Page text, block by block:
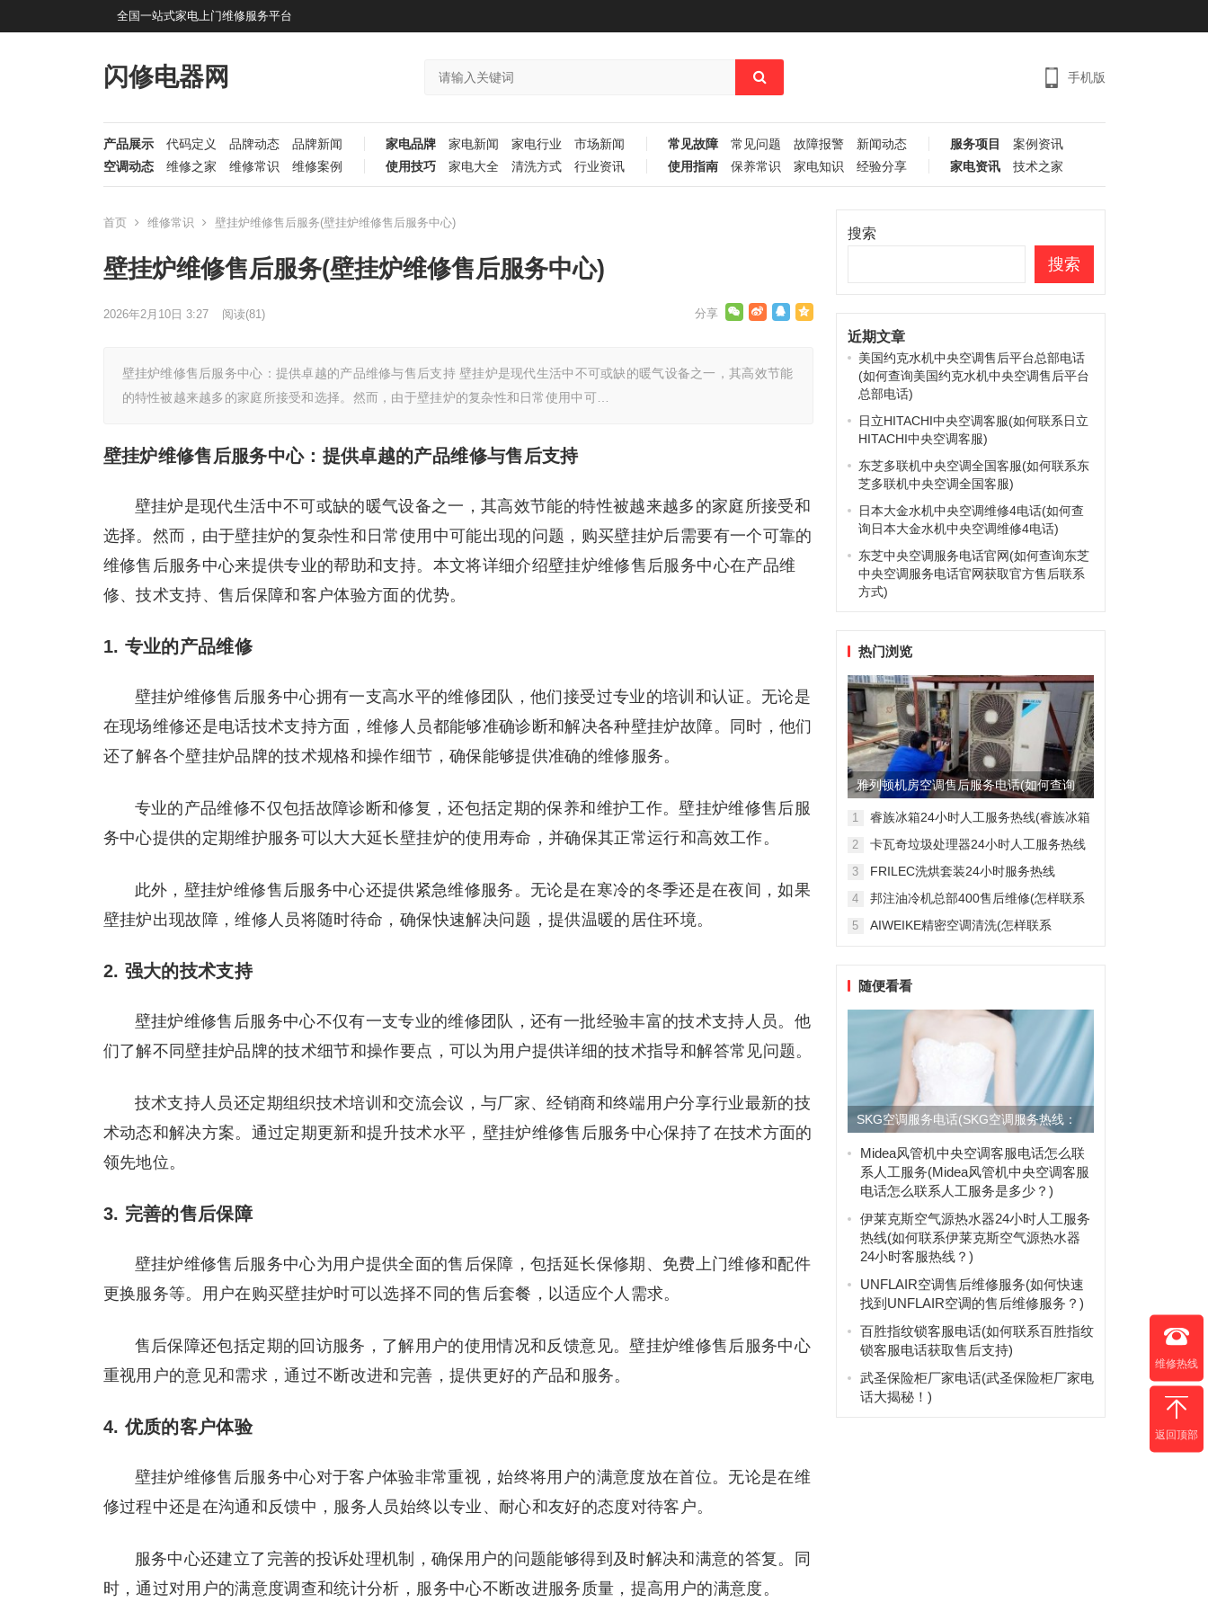
全国一站式家电上门维修服务平台
闪修电器网 手机版
产品展示 代码定义 品牌动态 品牌新闻 家电品牌 家电新闻 家电行业 市场新闻 常见故障 常见问题 故障报警 新闻动态 服务项目
案例资讯
空调动态
维修之家 维修常识 维修案例 使用技巧 家电大全 清洗方式 行业资讯 使用指南 保养常识 家电知识 经验分享 家电资讯 技术之家
首页 维修常识 壁挂炉维修售后服务(壁挂炉维修售后服务中心)
壁挂炉维修售后服务(壁挂炉维修售后服务中心)
2026年2月10日 3:27 阅读(81)
壁挂炉维修售后服务中心：提供卓越的产品维修与售后支持 壁挂炉是现代生活中不可或缺的暖气设备之一，其高效节能
的特性被越来越多的家庭所接受和选择。然而，由于壁挂炉的复杂性和日常使用中可…
壁挂炉维修售后服务中心：提供卓越的产品维修与售后支持
壁挂炉是现代生活中不可或缺的暖气设备之一，其高效节能的特性被越来越多的家庭所接受和
选择。然而，由于壁挂炉的复杂性和日常使用中可能出现的问题，购买壁挂炉后需要有一个可靠的
维修售后服务中心来提供专业的帮助和支持。本文将详细介绍壁挂炉维修售后服务中心在产品维
修、技术支持、售后保障和客户体验方面的优势。
1. 专业的产品维修
壁挂炉维修售后服务中心拥有一支高水平的维修团队，他们接受过专业的培训和认证。无论是
在现场维修还是电话技术支持方面，维修人员都能够准确诊断和解决各种壁挂炉故障。同时，他们
还了解各个壁挂炉品牌的技术规格和操作细节，确保能够提供准确的维修服务。
专业的产品维修不仅包括故障诊断和修复，还包括定期的保养和维护工作。壁挂炉维修售后服
务中心提供的定期维护服务可以大大延长壁挂炉的使用寿命，并确保其正常运行和高效工作。
此外，壁挂炉维修售后服务中心还提供紧急维修服务。无论是在寒冷的冬季还是在夜间，如果
壁挂炉出现故障，维修人员将随时待命，确保快速解决问题，提供温暖的居住环境。
2. 强大的技术支持
壁挂炉维修售后服务中心不仅有一支专业的维修团队，还有一批经验丰富的技术支持人员。他
们了解不同壁挂炉品牌的技术细节和操作要点，可以为用户提供详细的技术指导和解答常见问题。
技术支持人员还定期组织技术培训和交流会议，与厂家、经销商和终端用户分享行业最新的技
术动态和解决方案。通过定期更新和提升技术水平，壁挂炉维修售后服务中心保持了在技术方面的
领先地位。
3. 完善的售后保障
壁挂炉维修售后服务中心为用户提供全面的售后保障，包括延长保修期、免费上门维修和配件
更换服务等。用户在购买壁挂炉时可以选择不同的售后套餐，以适应个人需求。
售后保障还包括定期的回访服务，了解用户的使用情况和反馈意见。壁挂炉维修售后服务中心
重视用户的意见和需求，通过不断改进和完善，提供更好的产品和服务。
4. 优质的客户体验
壁挂炉维修售后服务中心对于客户体验非常重视，始终将用户的满意度放在首位。无论是在维
修过程中还是在沟通和反馈中，服务人员始终以专业、耐心和友好的态度对待客户。
服务中心还建立了完善的投诉处理机制，确保用户的问题能够得到及时解决和满意的答复。同
时，通过对用户的满意度调查和统计分析，服务中心不断改进服务质量，提高用户的满意度。
搜索
搜索
近期文章
美国约克水机中央空调售后平台总部电话
(如何查询美国约克水机中央空调售后平台
总部电话)
日立HITACHI中央空调客服(如何联系日立
HITACHI中央空调客服)
东芝多联机中央空调全国客服(如何联系东
芝多联机中央空调全国客服)
日本大金水机中央空调维修4电话(如何查
询日本大金水机中央空调维修4电话)
东芝中央空调服务电话官网(如何查询东芝
中央空调服务电话官网获取官方售后联系
方式)
热门浏览
雅列顿机房空调售后服务电话(如何查询
雅列顿机房空调售后服务电...
1
睿族冰箱24小时人工服务热线(睿族冰箱
2
卡瓦奇垃圾处理器24小时人工服务热线
是多少？)
3
FRILEC洗烘套装24小时服务热线
少？)
4
邦注油冷机总部400售后维修(怎样联系
5
AIWEIKE精密空调清洗(怎样联系
随便看看
SKG空调服务电话(SKG空调服务热线：
专业技术支持与维修解...
Midea风管机中央空调客服电话怎么联
系人工服务(Midea风管机中央空调客服
电话怎么联系人工服务是多少？)
伊莱克斯空气源热水器24小时人工服务
热线(如何联系伊莱克斯空气源热水器
24小时客服热线？)
UNFLAIR空调售后维修服务(如何快速
找到UNFLAIR空调的售后维修服务？)
百胜指纹锁客服电话(如何联系百胜指纹
锁客服电话获取售后支持)
武圣保险柜厂家电话(武圣保险柜厂家电
话大揭秘！)
维修热线
返回顶部